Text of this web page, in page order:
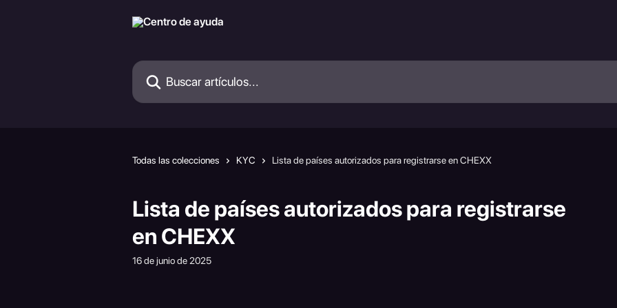
Buscar artículos...
Todas las colecciones KYC Lista de países autorizados para registrarse en CHEXX
Lista de países autorizados para registrarse
en CHEXX
16 de junio de 2025